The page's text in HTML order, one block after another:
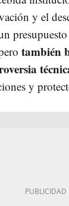
y el
también
y